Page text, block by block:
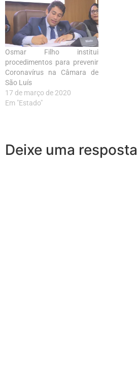
Osmar Filho institui
procedimentos para prevenir
Coronavírus na Câmara de
São Luís
17 de março de 2020
Em "Estado"
Deixe uma resposta